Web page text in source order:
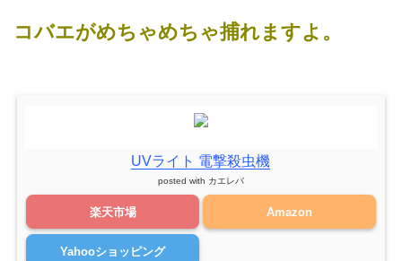
コバエがめちゃめちゃ捕れますよ。
UVライト 電撃殺虫機
posted with カエレバ
楽天市場 Amazon
Yahooショッピング